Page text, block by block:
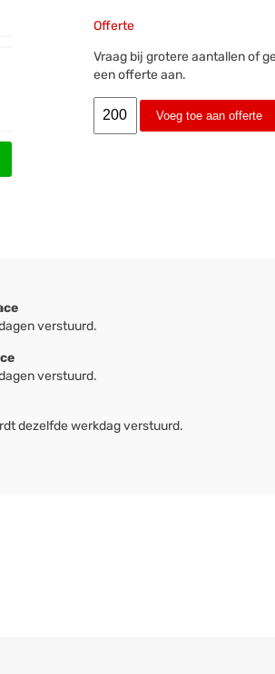
Offerte
Vraag bij grotere aantallen of
een offerte aan.
Voeg toe aan offerte
verstuurd.
verstuurd.
dezelfde werkdag verstuurd.